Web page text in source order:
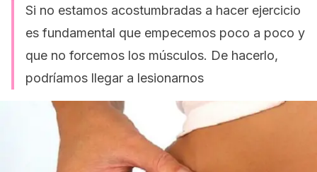
Si no estamos acostumbradas a hacer ejercicio
es fundamental que empecemos poco a poco y
que no forcemos los músculos. De hacerlo,
podríamos llegar a lesionarnos